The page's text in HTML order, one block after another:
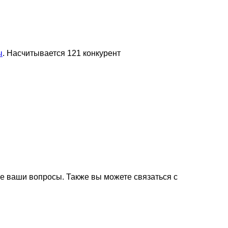
. Насчитывается 121 конкурент
ваши вопросы. Также вы можете связаться с